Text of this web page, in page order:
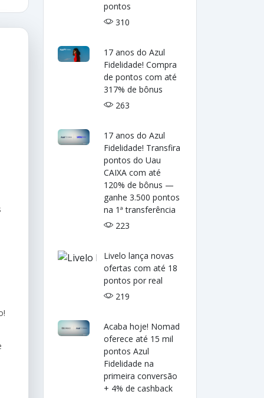
pontos
310
17 anos do Azul
Fidelidade! Compra
de pontos com até
317% de bônus
263
17 anos do Azul
Fidelidade! Transfira
pontos do Uau
CAIXA com até
120% de bônus —
ganhe 3.500 pontos
na 1ª transferência
223
Livelo lança novas
ofertas com até 18
pontos por real
219
Acaba hoje! Nomad
oferece até 15 mil
pontos Azul
Fidelidade na
primeira conversão
+ 4% de cashback